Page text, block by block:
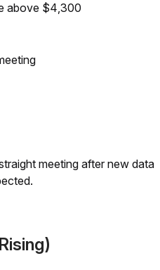
above $4,300
meeting after new data